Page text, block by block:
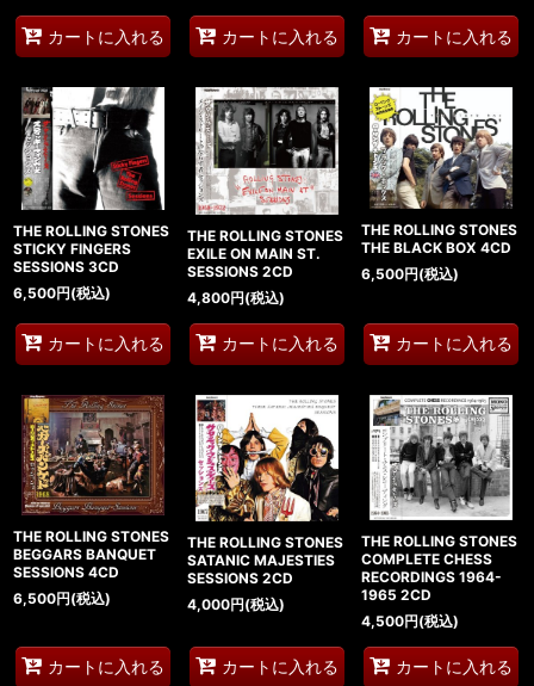
カートに入れる カートに入れる カートに入れる
THE ROLLING STONES
STICKY FINGERS
SESSIONS 3CD
6,500円(税込)
カートに入れる
THE ROLLING STONES
EXILE ON MAIN ST.
SESSIONS 2CD
4,800円(税込)
カートに入れる
THE ROLLING STONES
THE BLACK BOX 4CD
6,500円(税込)
カートに入れる
THE ROLLING STONES
BEGGARS BANQUET
SESSIONS 4CD
6,500円(税込)
カートに入れる
THE ROLLING STONES
SATANIC MAJESTIES
SESSIONS 2CD
4,000円(税込)
カートに入れる
THE ROLLING STONES
COMPLETE CHESS
RECORDINGS 1964-
1965 2CD
4,500円(税込)
カートに入れる